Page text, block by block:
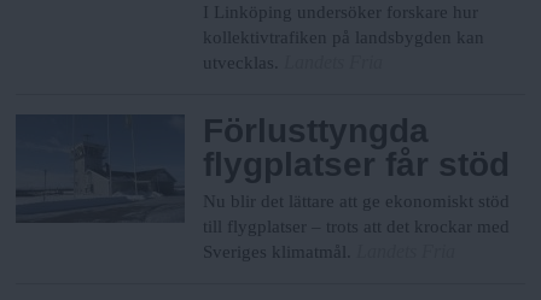
I Linköping undersöker forskare hur
kollektivtrafiken på landsbygden kan
utvecklas.
Förlusttyngda
flygplatser får stöd
Nu blir det lättare att ge ekonomiskt stöd
till flygplatser – trots att det krockar med
Sveriges klimatmål.